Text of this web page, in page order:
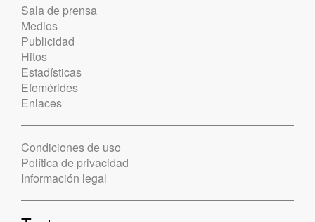
Sala de prensa
Medios
Publicidad
Hitos
Estadísticas
Efemérides
Enlaces
Condiciones de uso
Política de privacidad
Información legal